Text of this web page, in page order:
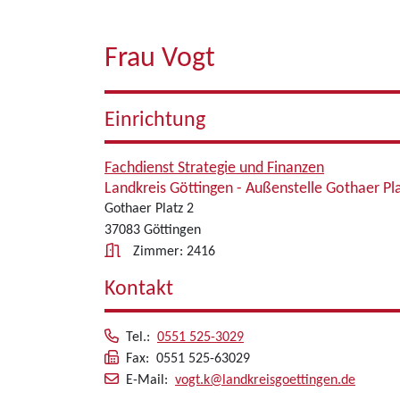
Frau Vogt
Einrichtung
Fachdienst Strategie und Finanzen
Landkreis Göttingen - Außenstelle Gothaer
Gothaer Platz 2
37083 Göttingen
Zimmer: 2416
Kontakt
Tel.: 0551 525-3029
Fax: 0551 525-63029
E-Mail: vogt.k@landkreisgoettingen.de